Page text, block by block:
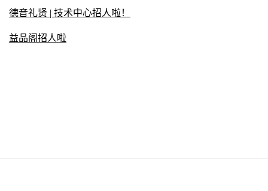
德音礼贤 | 技术中心招人啦！
益品阁招人啦